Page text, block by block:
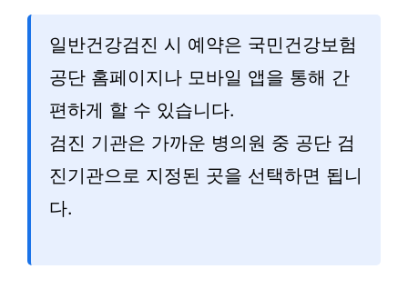
일반건강검진 시 예약은 국민건강보험
공단 홈페이지나 모바일 앱을 통해 간
편하게 할 수 있습니다.
검진 기관은 가까운 병의원 중 공단 검
진기관으로 지정된 곳을 선택하면 됩니
다.